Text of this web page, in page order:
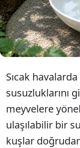
başladı.
tabağın
bırakmak.
Sıcak
susuzluklarını
meyvelere
ulaşılabilir bir
kuşlar